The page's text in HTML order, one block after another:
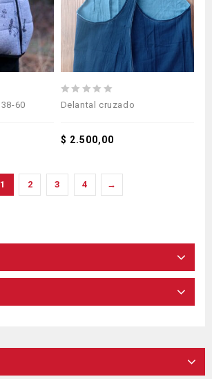
60
0
5
Delantal cruzado
$ 2.500,00
1 2 3 4 →